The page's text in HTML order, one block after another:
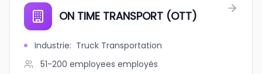
ON TIME TRANSPORT (OTT)
Industrie: Truck Transportation
51-200 employees employés